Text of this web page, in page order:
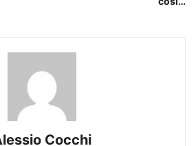
Cocchi